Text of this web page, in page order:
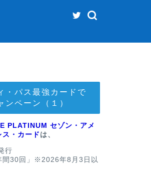
・パス最強カードで
ペーン（１）
セゾン・アメ
ス・カード は、
行
間30回」※2026年8月3日以